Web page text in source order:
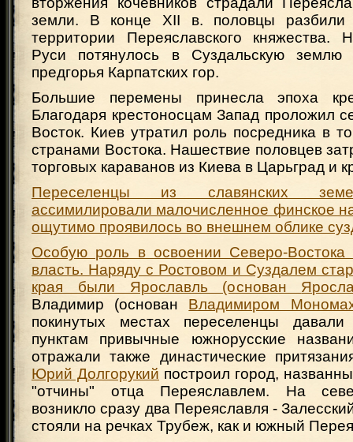
земли. В конце XII в. половцы разбили
территории Переяславского княжества.
Руси потянулось в Суздальскую
предгорья Карпатских гор.
Большие перемены принесла эпоха
Благодаря крестоносцам Запад проложил
Восток. Киев утратил роль посредника в
странами Востока. Нашествие половцев
торговых караванов из Киева в Царьград и
Переселенцы из славянских
ассимилировали малочисленное финское
ощутимо проявилось во внешнем облике
Особую роль в освоении Северо-Востока
власть. Наряду с Ростовом и Суздалем
края были Ярославль (основан
Владимир (основан Владимиром
покинутых местах переселенцы
пунктам привычные южнорусские
отражали также династические
Юрий Долгорукий построил город,
"отчины" отца Переяславлем. На
возникло сразу два Переяславля -
стояли на речках Трубеж, как и южный